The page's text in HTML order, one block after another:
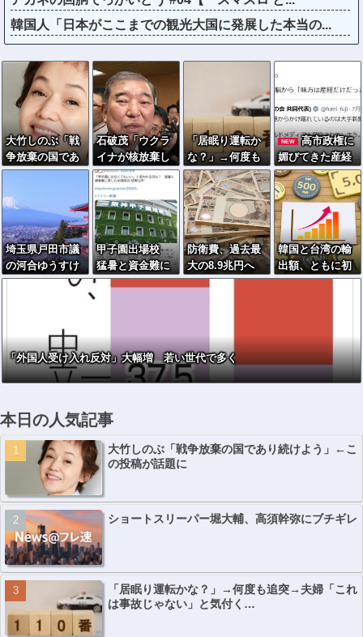
韓国人「日本がここまでの観光大国に発展した本当の...
大竹しのぶ「戦
争放棄の国であ
り続けよう」←
に
石破茂「ウクラ
イナが核放棄し
なければロシア
侵攻しなかっ
た」
「居眠り運転か
な？」→何度も
追突→夫婦「こ
れは事故じゃな
い」と気付く…
NEW
高市政権に
媚びてきた産経
新聞、コスト上
昇に耐えられず
東北6県撤退を発
表
埼玉県戸田市議
の河合ゆうすけ
氏、2027年8月
甲子園出場校
猛暑と資金難に
苦しむ
防衛費、過去最
大の8.9兆円へ
→政府「最終的
韓国と台湾の輸
出額、ともに初
の日本超え →AI
「外国人受け入れ反対」大幅増 若い世代で多く
本日の人気記事
大竹しのぶ「戦争放棄の国であり続けよう」←こ
の投稿が話題に
ショートスリーパー堀大輔、高須幹弥にブチギレ
「居眠り運転かな？」→何度も追突→夫婦「これ
は事故じゃない」と気付く…